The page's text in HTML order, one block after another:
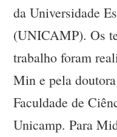
da Universidade
(UNICAMP). Os
trabalho foram
Min e pela
Faculdade de
Unicamp. Para